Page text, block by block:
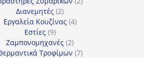
Διανεμητές 22
προϊόντα
Εργαλεία Κουζίνας 44
Εστίες 99
προϊόντα
Ζαμπονομηχανές 22
προϊόντα
Τροφίμων 77